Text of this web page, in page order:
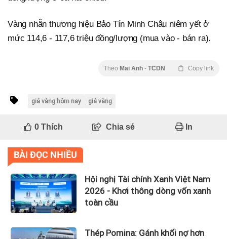
Vàng nhẫn thương hiệu Bảo Tín Minh Châu niêm yết ở
mức 114,6 - 117,6 triệu đồng/lượng (mua vào - bán ra).
Theo Mai Anh - TCDN Copy link
giá vàng hôm nay giá vàng
0Thích Chia sẻ In
BÀI ĐỌC NHIỀU
Hội nghị Tài chính Xanh Việt Nam
2026 - Khơi thông dòng vốn xanh
toàn cầu
Thép Pomina: Gánh khối nợ hơn